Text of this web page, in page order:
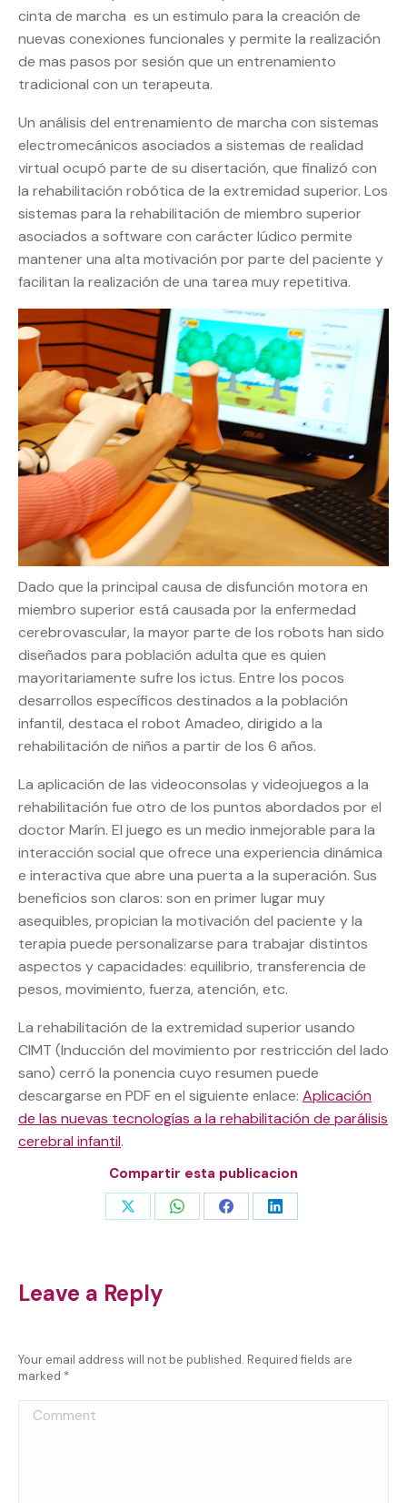
cinta de marcha es un estimulo para la creación de
nuevas conexiones funcionales y permite la realización
de mas pasos por sesión que un entrenamiento
tradicional con un terapeuta.
Un análisis del entrenamiento de marcha con sistemas
electromecánicos asociados a sistemas de realidad
virtual ocupó parte de su disertación, que finalizó con
la rehabilitación robótica de la extremidad superior. Los
sistemas para la rehabilitación de miembro superior
asociados a software con carácter lúdico permite
mantener una alta motivación por parte del paciente y
facilitan la realización de una tarea muy repetitiva.
Dado que la principal causa de disfunción motora en
miembro superior está causada por la enfermedad
cerebrovascular, la mayor parte de los robots han sido
diseñados para población adulta que es quien
mayoritariamente sufre los ictus. Entre los pocos
desarrollos específicos destinados a la población
infantil, destaca el robot Amadeo, dirigido a la
rehabilitación de niños a partir de los 6 años.
La aplicación de las videoconsolas y videojuegos a la
rehabilitación fue otro de los puntos abordados por el
doctor Marín. El juego es un medio inmejorable para la
interacción social que ofrece una experiencia dinámica
e interactiva que abre una puerta a la superación. Sus
beneficios son claros: son en primer lugar muy
asequibles, propician la motivación del paciente y la
terapia puede personalizarse para trabajar distintos
aspectos y capacidades: equilibrio, transferencia de
pesos, movimiento, fuerza, atención, etc.
La rehabilitación de la extremidad superior usando
CIMT (Inducción del movimiento por restricción del lado
sano) cerró la ponencia cuyo resumen puede
descargarse en PDF en el siguiente enlace: Aplicación
de las nuevas tecnologías a la rehabilitación de parálisis
cerebral infantil.
Compartir esta publicacion
Share Share Share Share
Leave a Reply
Your email address will not be published. Required fields are
marked *
Comment